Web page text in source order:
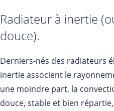
Radiateur à inertie
douce).
Derniers-nés des radiateurs
inertie associent le
une moindre part, la
douce, stable et bien